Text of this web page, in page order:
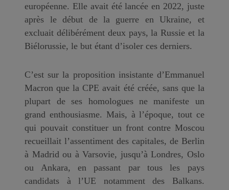
européenne. Elle avait été lancée en 2022, juste
après le début de la guerre en Ukraine, et
excluait délibérément deux pays, la Russie et la
Biélorussie, le but étant d’isoler ces derniers.
C’est sur la proposition insistante d’Emmanuel
Macron que la CPE avait été créée, sans que la
plupart de ses homologues ne manifeste un
grand enthousiasme. Mais, à l’époque, tout ce
qui pouvait constituer un front contre Moscou
recueillait l’assentiment des capitales, de Berlin
à Madrid ou à Varsovie, jusqu’à Londres, Oslo
ou Ankara, en passant par tous les pays
candidats à l’UE notamment des Balkans.